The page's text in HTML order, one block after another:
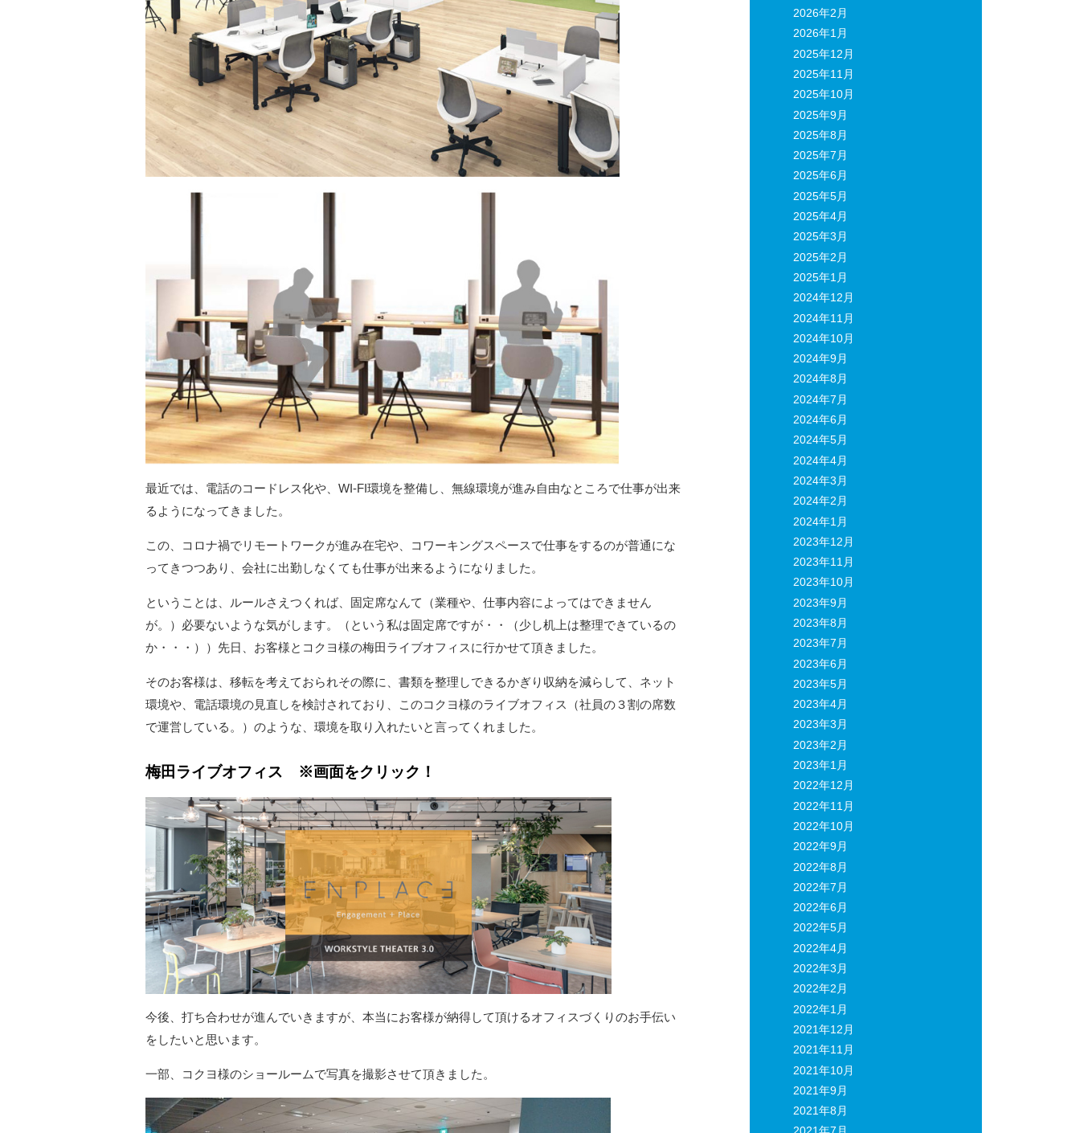
最近では、電話のコードレス化や、WI-FI環境を整備し、無線環境が進み自由なところで仕事が出来
るようになってきました。
この、コロナ禍でリモートワークが進み在宅や、コワーキングスペースで仕事をするのが普通にな
ってきつつあり、会社に出勤しなくても仕事が出来るようになりました。
ということは、ルールさえつくれば、固定席なんて（業種や、仕事内容によってはできません
が。）必要ないような気がします。（という私は固定席ですが・・（少し机上は整理できているの
か・・・））先日、お客様とコクヨ様の梅田ライブオフィスに行かせて頂きました。
そのお客様は、移転を考えておられその際に、書類を整理しできるかぎり収納を減らして、ネット
環境や、電話環境の見直しを検討されており、このコクヨ様のライブオフィス（社員の３割の席数
で運営している。）のような、環境を取り入れたいと言ってくれました。
梅田ライブオフィス ※画面をクリック！
今後、打ち合わせが進んでいきますが、本当にお客様が納得して頂けるオフィスづくりのお手伝い
をしたいと思います。
一部、コクヨ様のショールームで写真を撮影させて頂きました。
2026年2月
2026年1月
2025年12月
2025年11月
2025年10月
2025年9月
2025年8月
2025年7月
2025年6月
2025年5月
2025年4月
2025年3月
2025年2月
2025年1月
2024年12月
2024年11月
2024年10月
2024年9月
2024年8月
2024年7月
2024年6月
2024年5月
2024年4月
2024年3月
2024年2月
2024年1月
2023年12月
2023年11月
2023年10月
2023年9月
2023年8月
2023年7月
2023年6月
2023年5月
2023年4月
2023年3月
2023年2月
2023年1月
2022年12月
2022年11月
2022年10月
2022年9月
2022年8月
2022年7月
2022年6月
2022年5月
2022年4月
2022年3月
2022年2月
2022年1月
2021年12月
2021年11月
2021年10月
2021年9月
2021年8月